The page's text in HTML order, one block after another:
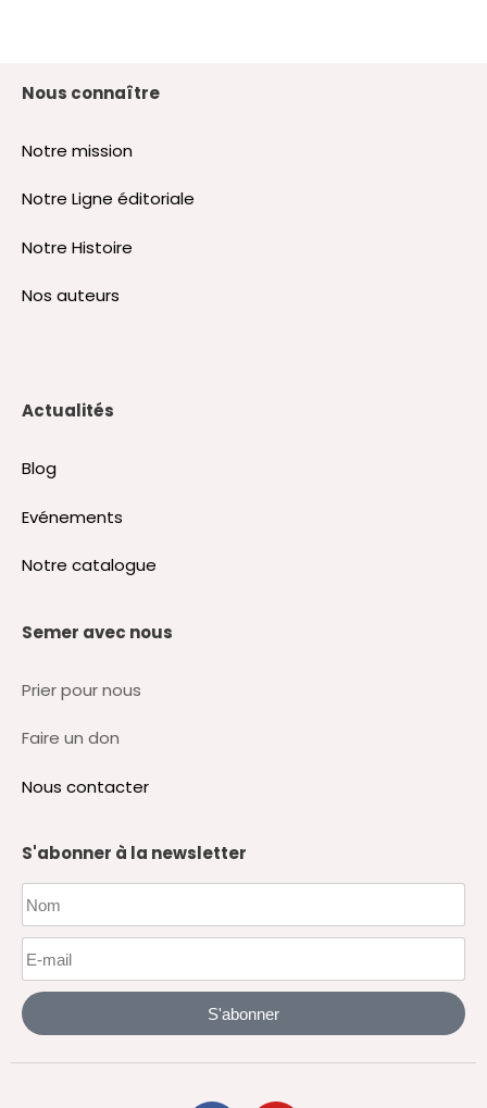
Nous connaître
Notre mission
Notre Ligne éditoriale
Notre Histoire
Nos auteurs
Actualités
Blog
Evénements
Notre catalogue
Semer avec nous
Prier pour nous
Faire un don
Nous contacter
S'abonner à la newsletter
S'abonner